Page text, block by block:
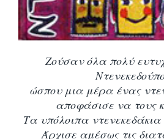
Ζούσαν όλα πολύ
ώσπου μια μέρα ένας
αποφάσισε να τους
Τα υπόλοιπα
Άρχισε αμέσως τις